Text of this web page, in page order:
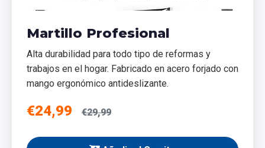
Martillo Profesional
Alta durabilidad para todo tipo de reformas y
trabajos en el hogar. Fabricado en acero forjado con
mango ergonómico antideslizante.
€24,99 €29,99